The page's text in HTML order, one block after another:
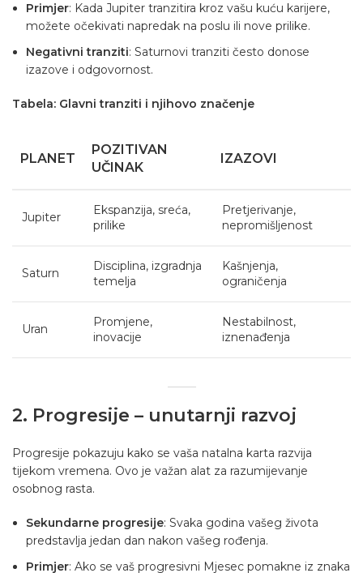
Primjer: Kada Jupiter tranzitira kroz vašu kuću karijere,
možete očekivati napredak na poslu ili nove prilike.
Negativni tranziti: Saturnovi tranziti često donose
izazove i odgovornost.
Tabela: Glavni tranziti i njihovo značenje
PLANET
POZITIVAN
UČINAK
IZAZOVI
Jupiter
Ekspanzija, sreća,
prilike
Pretjerivanje,
nepromišljenost
Saturn
Disciplina, izgradnja
temelja
Kašnjenja,
ograničenja
Uran
Promjene,
inovacije
Nestabilnost,
iznenađenja
2. Progresije – unutarnji razvoj
Progresije pokazuju kako se vaša natalna karta razvija
tijekom vremena. Ovo je važan alat za razumijevanje
osobnog rasta.
Sekundarne progresije: Svaka godina vašeg života
predstavlja jedan dan nakon vašeg rođenja.
Primjer: Ako se vaš progresivni Mjesec pomakne iz znaka